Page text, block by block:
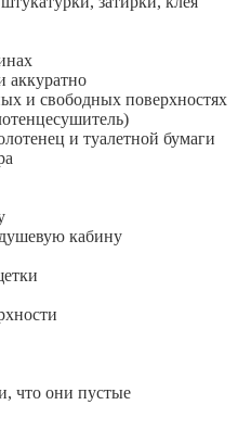
аккуратно
и свободных поверхностях
и туалетной бумаги
кабину
что они пустые